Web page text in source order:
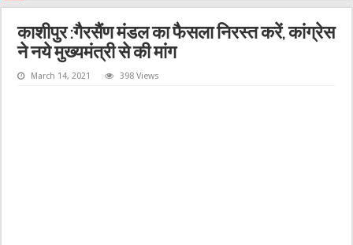
काशीपुर :गैरसैंण मंडल का फैसला निरस्त करें, कांग्रेस
ने नये मुख्यमंत्री से की मांग
March 14, 2021 398 Views